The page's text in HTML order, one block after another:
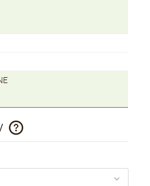
kosztów płatności